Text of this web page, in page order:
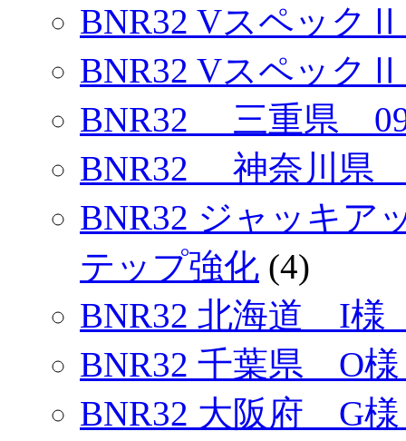
BNR32 Vスペック
BNR32 Vスペック
BNR32 三重県
BNR32 神奈川県
BNR32 ジャッキ
テップ強化 (4)
BNR32 北海道 I様
BNR32 千葉県 O
BNR32 大阪府 G